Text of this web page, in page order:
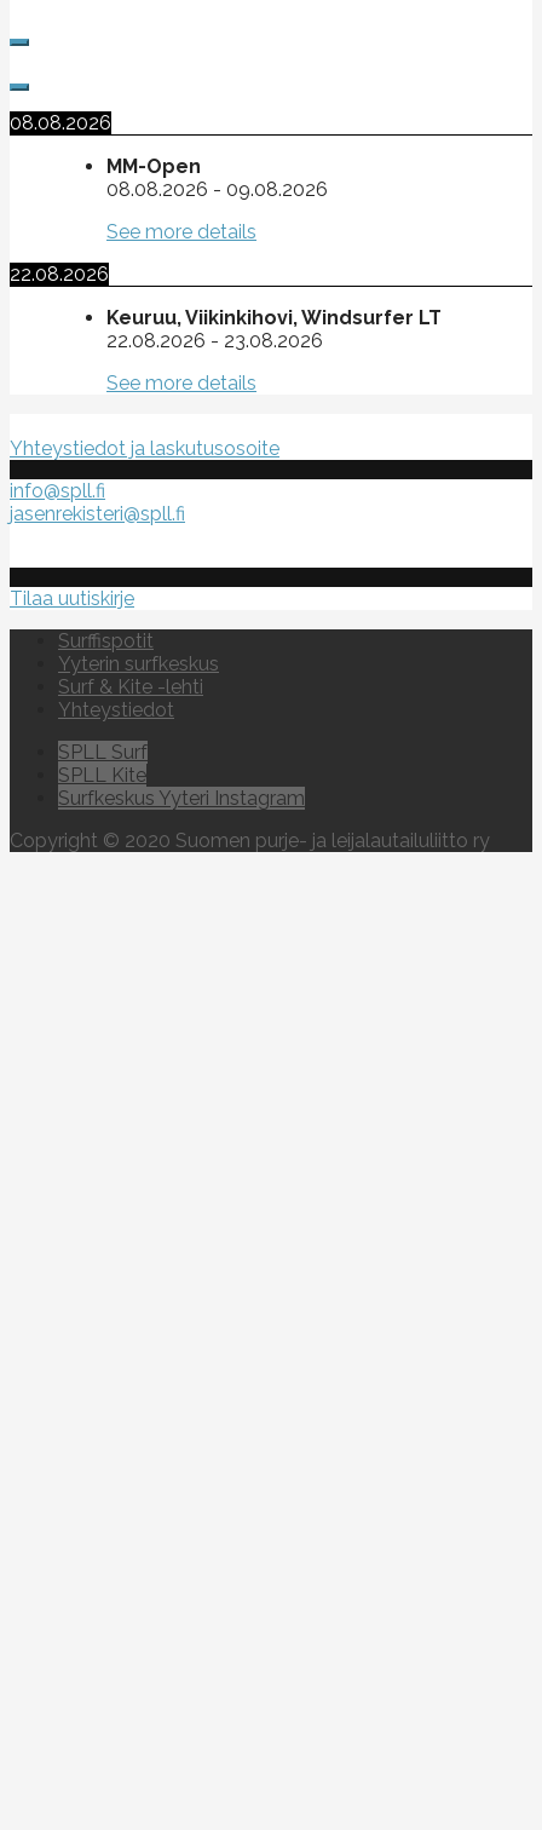
08.08.2026
MM-Open
08.08.2026 - 09.08.2026
See more details
22.08.2026
Keuruu, Viikinkihovi, Windsurfer LT
22.08.2026 - 23.08.2026
See more details
Yhteystiedot ja laskutusosoite
info@spll.fi
jasenrekisteri@spll.fi
Tilaa uutiskirje
Surffispotit
Yyterin surfkeskus
Surf & Kite -lehti
Yhteystiedot
SPLL Surf
SPLL Kite
Surfkeskus Yyteri Instagram
Copyright © 2020 Suomen purje- ja leijalautailuliitto ry